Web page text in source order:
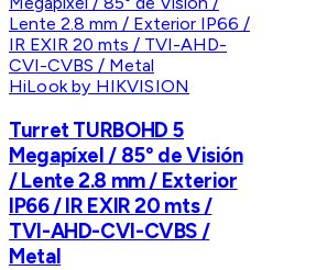
HiLook by HIKVISION
Turret TURBOHD 5
Megapíxel / 85° de Visión
/ Lente 2.8 mm / Exterior
IP66 / IR EXIR 20 mts /
TVI-AHD-CVI-CVBS /
Metal